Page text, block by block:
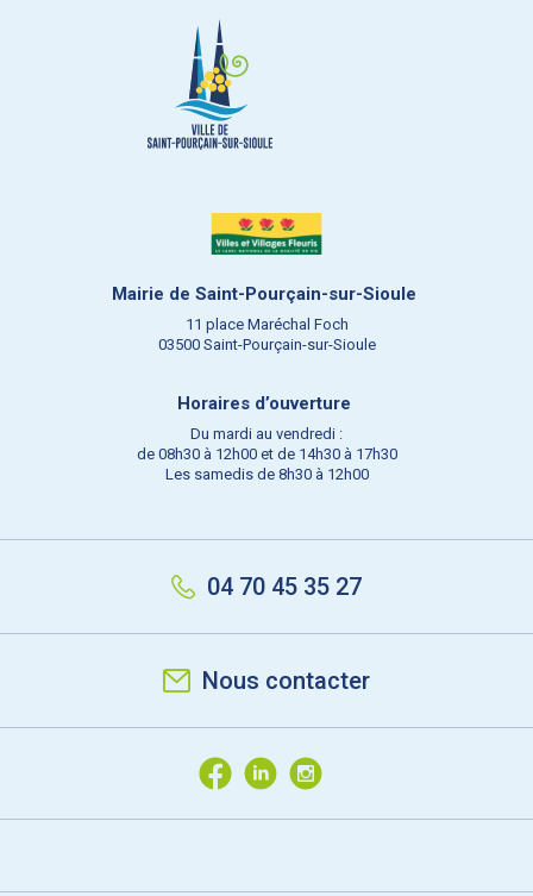
Mairie de Saint-Pourçain-sur-Sioule
11 place Maréchal Foch
03500 Saint-Pourçain-sur-Sioule
Horaires d’ouverture
Du mardi au vendredi :
de 08h30 à 12h00 et de 14h30 à 17h30
Les samedis de 8h30 à 12h00
04 70 45 35 27
Nous contacter